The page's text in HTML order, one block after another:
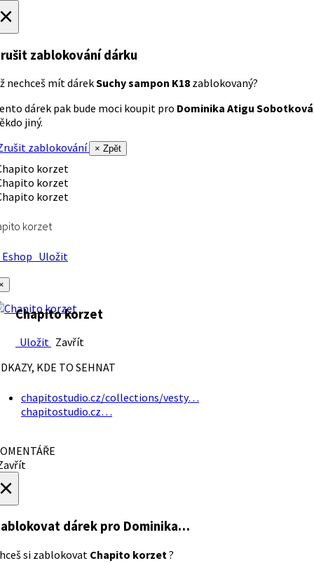
zablokování dárku
nechceš mít dárekSuchy sampon K18 zablokovaný?
dárek pak bude moci koupit pro Dominika Atigu Sobotková
jiný.
zablokování
× Zpět
korzet
Uložit
Chapito korzet
Uložit Zavřít
KDE TO SEHNAT
chapitostudio.cz/collections/vesty…
chapitostudio.cz…
dárek pro Dominika…
si zablokovat Chapito korzet?